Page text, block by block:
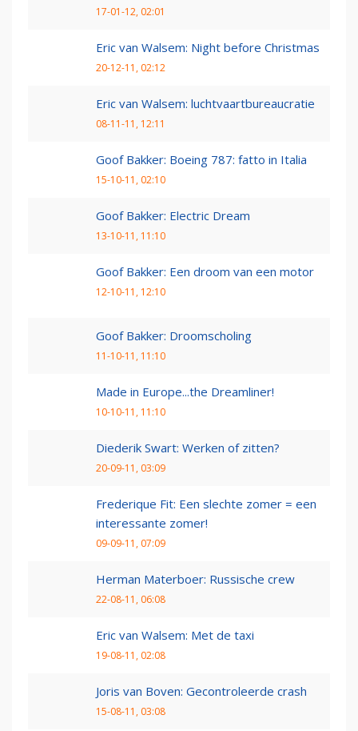
17-01-12, 02:01
Eric van Walsem: Night before Christmas
20-12-11, 02:12
Eric van Walsem: luchtvaartbureaucratie
08-11-11, 12:11
Goof Bakker: Boeing 787: fatto in Italia
15-10-11, 02:10
Goof Bakker: Electric Dream
13-10-11, 11:10
Goof Bakker: Een droom van een motor
12-10-11, 12:10
Goof Bakker: Droomscholing
11-10-11, 11:10
Made in Europe...the Dreamliner!
10-10-11, 11:10
Diederik Swart: Werken of zitten?
20-09-11, 03:09
Frederique Fit: Een slechte zomer = een
interessante zomer!
09-09-11, 07:09
Herman Materboer: Russische crew
22-08-11, 06:08
Eric van Walsem: Met de taxi
19-08-11, 02:08
Joris van Boven: Gecontroleerde crash
15-08-11, 03:08